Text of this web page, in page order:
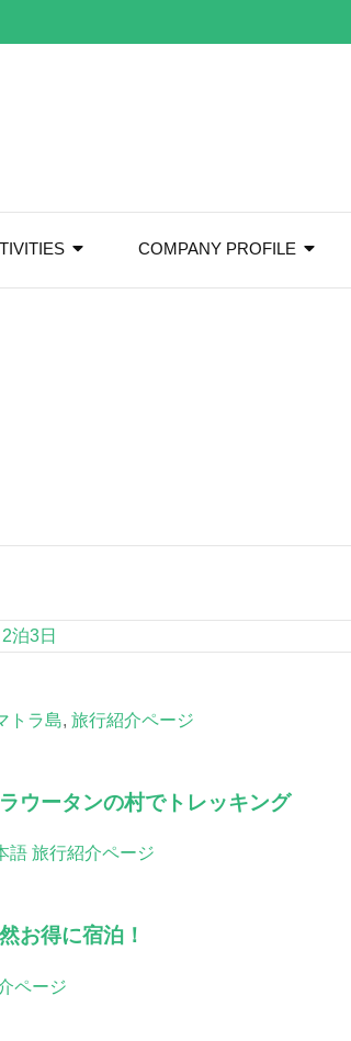
COMPANY PROFILE
泊3日
トラ島, 旅行紹介ページ
ウータンの村でトレッキング
旅行紹介ページ
お得に宿泊！
ページ